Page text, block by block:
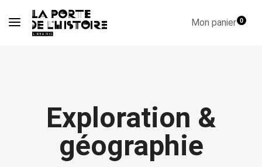
Mon panier0
Exploration &
géographie